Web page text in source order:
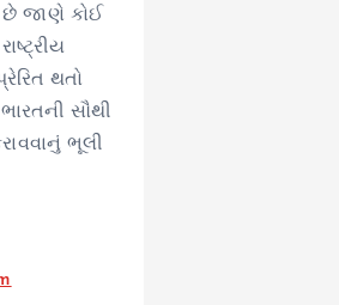
છે જાણે કોઈ
થતો
સૌથી
ભૂલી